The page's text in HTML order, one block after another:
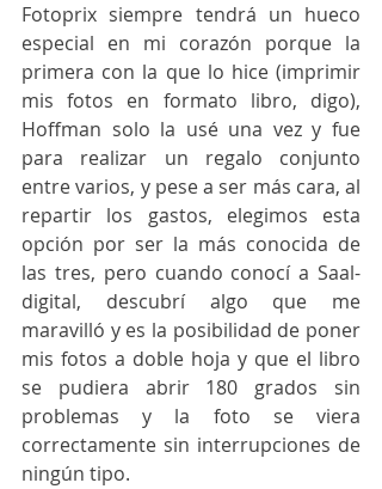
Fotoprix siempre tendrá un hueco
especial en mi corazón porque la
primera con la que lo hice (imprimir
mis fotos en formato libro, digo),
Hoffman solo la usé una vez y fue
para realizar un regalo conjunto
entre varios, y pese a ser más cara, al
repartir los gastos, elegimos esta
opción por ser la más conocida de
las tres, pero cuando conocí a Saal-
digital, descubrí algo que me
maravilló y es la posibilidad de poner
mis fotos a doble hoja y que el libro
se pudiera abrir 180 grados sin
problemas y la foto se viera
correctamente sin interrupciones de
ningún tipo.